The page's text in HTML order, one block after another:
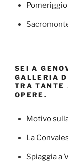
SEI A
GALLERIA
TRA TANTE
OPERE.
Motivo
La
Spiaggia a